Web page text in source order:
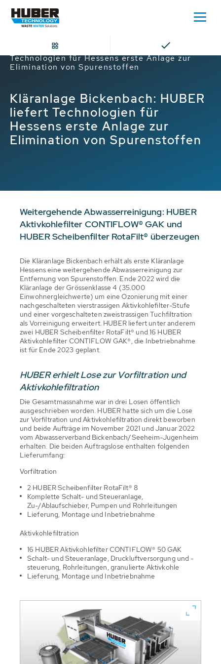
Kläranlage Bickenbach: HUBER liefert
Technologien für Hessens erste Anlage zur
Elimination von Spurenstoffen
Kläranlage Bickenbach: HUBER
liefert Technologien für
Hessens erste Anlage zur
Elimination von Spurenstoffen
Weitergehende Abwasserreinigung: HUBER
Aktivkohlefilter CONTIFLOW® GAK und
HUBER Scheibenfilter RotaFilt® überzeugen
Die Kläranlage Bickenbach erhält als erste Kläranlage
Hessens eine weitergehende Abwasserreinigung zur
Entfernung von Spurenstoffen. Ende 2022 wird die
Kläranlage der Grössenklasse 4 (35.000
Einwohnergleichwerte) um eine Ozonierung mit einer
nachgeschalteten vierstrassigen Aktivkohlefilter-Stufe
und einer vorgeschalteten zweistrassigen Tuchfiltration
als Vorreinigung erweitert. HUBER liefert unter anderem
zwei HUBER Scheibenfilter RotaFilt® und 16 HUBER
Aktivkohlefilter CONTIFLOW GAK®, die Inbetriebnahme
ist für Ende 2023 geplant.
HUBER erhielt Lose zur Vorfiltration und
Aktivkohlefiltration
Die Gesamtmassnahme war in drei Losen öffentlich
ausgeschrieben worden. HUBER hatte sich um die Lose
zur Vorfiltration und Aktivkohlefiltration direkt beworben
und beide Aufträge im November 2021 und Januar 2022
vom Abwasserverband Bickenbach/Seeheim-Jugenheim
erhalten. Die beiden Auftragslose enthalten folgenden
Lieferumfang:
Vorfiltration
2 HUBER Scheibenfilter RotaFilt® 8
Komplette Schalt- und Steueranlage,
Zu-/Ablaufschieber, Pumpen und Rohrleitungen
Lieferung, Montage und Inbetriebnahme
Aktivkohlefiltration
16 HUBER Aktivkohlefilter CONTIFLOW® 50 GAK
Schalt- und Steueranlage, Druckluftversorgung und -
steuerung, Rohrleitungen, granulierte Aktivkohle
Lieferung, Montage und Inbetriebnahme